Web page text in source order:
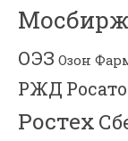
ОЭЗ Озон
РЖД
Ростех